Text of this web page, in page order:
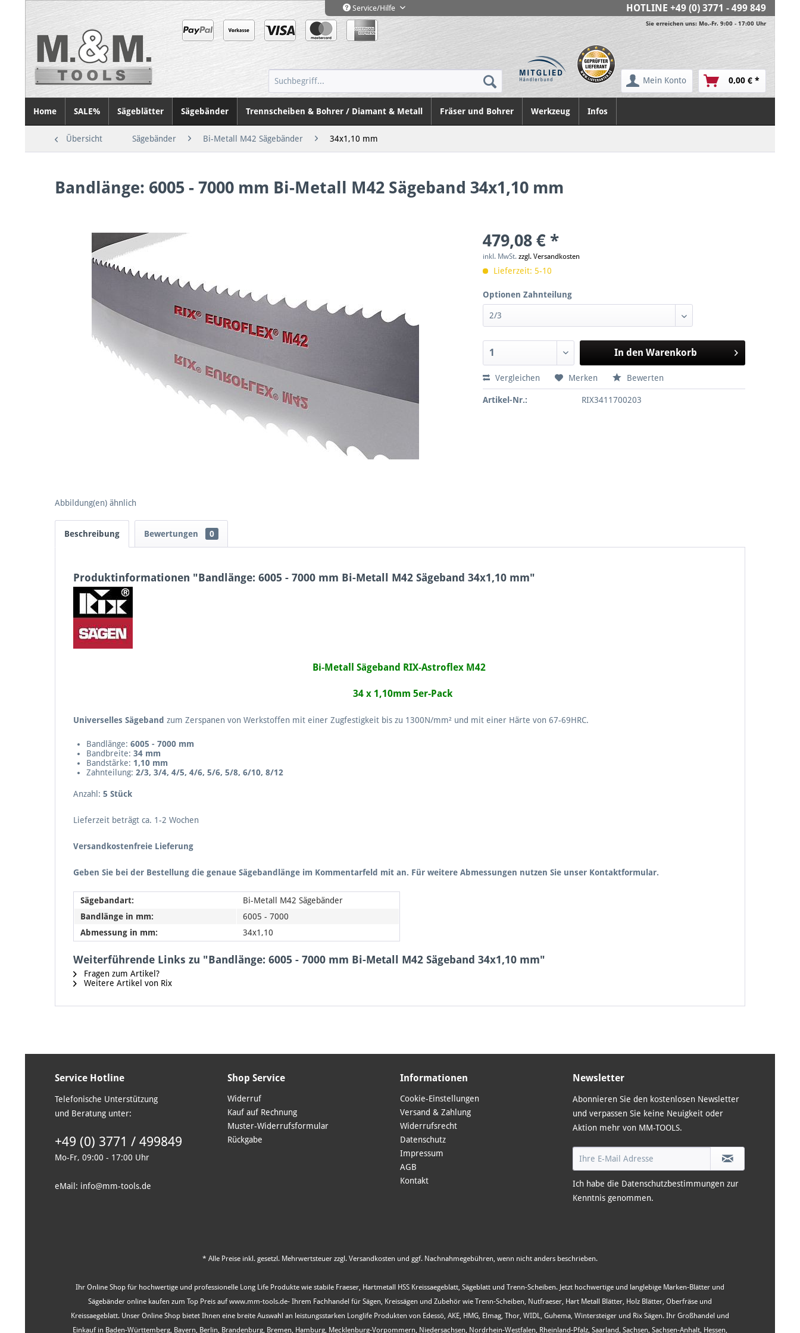
Service/Hilfe HOTLINE +49 (0) 3771 - 499 849
Sie erreichen uns: Mo.-Fr. 9:00 - 17:00 Uhr
Mein Konto 0,00 € *
Home SALE% Sägeblätter Sägebänder Trennscheiben & Bohrer / Diamant & Metall Fräser und Bohrer Werkzeug Infos
Übersicht Sägebänder Bi-Metall M42 Sägebänder 34x1,10 mm
Bandlänge: 6005 - 7000 mm Bi-Metall M42 Sägeband 34x1,10 mm
Abbildung(en) ähnlich
479,08 € *
inkl. MwSt.zzgl. Versandkosten
Lieferzeit: 5-10
Optionen Zahnteilung
In den Warenkorb
Vergleichen Merken Bewerten
Artikel-Nr.: RIX3411700203
Beschreibung Bewertungen 0
Produktinformationen "Bandlänge: 6005 - 7000 mm Bi-Metall M42 Sägeband 34x1,10 mm"
Bi-Metall Sägeband RIX-Astroflex M42
34 x 1,10mm 5er-Pack
Universelles Sägeband zum Zerspanen von Werkstoffen mit einer Zugfestigkeit bis zu 1300N/mm² und mit einer Härte von 67-69HRC.
Bandlänge: 6005 - 7000 mm
Bandbreite: 34 mm
Bandstärke: 1,10 mm
Zahnteilung: 2/3, 3/4, 4/5, 4/6, 5/6, 5/8, 6/10, 8/12
Anzahl: 5 Stück
Lieferzeit beträgt ca. 1-2 Wochen
Versandkostenfreie Lieferung
Geben Sie bei der Bestellung die genaue Sägebandlänge im Kommentarfeld mit an. Für weitere Abmessungen nutzen Sie unser Kontaktformular.
Sägebandart:
Bi-Metall M42 Sägebänder
Bandlänge in mm:
6005 - 7000
Abmessung in mm:
34x1,10
Weiterführende Links zu "Bandlänge: 6005 - 7000 mm Bi-Metall M42 Sägeband 34x1,10 mm"
Fragen zum Artikel?
Weitere Artikel von Rix
Service Hotline
Telefonische Unterstützung
und Beratung unter:
+49 (0) 3771 / 499849
Mo-Fr, 09:00 - 17:00 Uhr
eMail: info@mm-tools.de
Shop Service
Widerruf
Kauf auf Rechnung
Muster-Widerrufsformular
Rückgabe
Informationen
Cookie-Einstellungen
Versand & Zahlung
Widerrufsrecht
Datenschutz
Impressum
AGB
Kontakt
Newsletter
Abonnieren Sie den kostenlosen Newsletter
und verpassen Sie keine Neuigkeit oder
Aktion mehr von MM-TOOLS.
Ich habe die Datenschutzbestimmungen zur
Kenntnis genommen.
* Alle Preise inkl. gesetzl. Mehrwertsteuer zzgl. Versandkosten und ggf. Nachnahmegebühren, wenn nicht anders beschrieben.
Ihr Online Shop für hochwertige und professionelle Long Life Produkte wie stabile Fraeser, Hartmetall HSS Kreissaegeblatt, Sägeblatt und Trenn-Scheiben. Jetzt hochwertige und langlebige Marken-Blätter und
Sägebänder online kaufen zum Top Preis auf www.mm-tools.de- Ihrem Fachhandel für Sägen, Kreissägen und Zubehör wie Trenn-Scheiben, Nutfraeser, Hart Metall Blätter, Holz Blätter, Oberfräse und
Kreissaegeblatt. Unser Online Shop bietet Ihnen eine breite Auswahl an leistungsstarken Longlife Produkten von Edessö, AKE, HMG, Elmag, Thor, WIDL, Guhema, Wintersteiger und Rix Sägen. Ihr Großhandel und
Einkauf in Baden-Württemberg, Bayern, Berlin, Brandenburg, Bremen, Hamburg, Mecklenburg-Vorpommern, Niedersachsen, Nordrhein-Westfalen, Rheinland-Pfalz, Saarland, Sachsen, Sachsen-Anhalt, Hessen,